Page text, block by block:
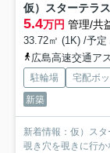
仮）スターテラ
5.4万円 管理/共
33.72㎡ (1K) /予定
広島高速交通ア
駐輪場 宅配ボ
新築
新着情報：仮）ス
覗き穴を覗きに行